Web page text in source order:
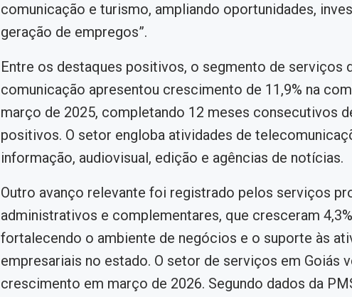
comunicação e turismo, ampliando oportunidades,
geração de empregos”.
Entre os destaques positivos, o segmento de serviços
comunicação apresentou crescimento de 11,9% na
março de 2025, completando 12 meses consecutivos
positivos. O setor engloba atividades de
informação, audiovisual, edição e agências de notícias.
Outro avanço relevante foi registrado pelos serviços
administrativos e complementares, que cresceram
fortalecendo o ambiente de negócios e o suporte às
empresariais no estado. O setor de serviços em Goiás
crescimento em março de 2026. Segundo dados da